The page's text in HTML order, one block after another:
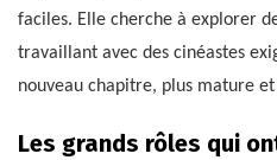
faciles. Elle cherche à explorer
travaillant avec des cinéastes
nouveau chapitre, plus mature
Les grands rôles qui